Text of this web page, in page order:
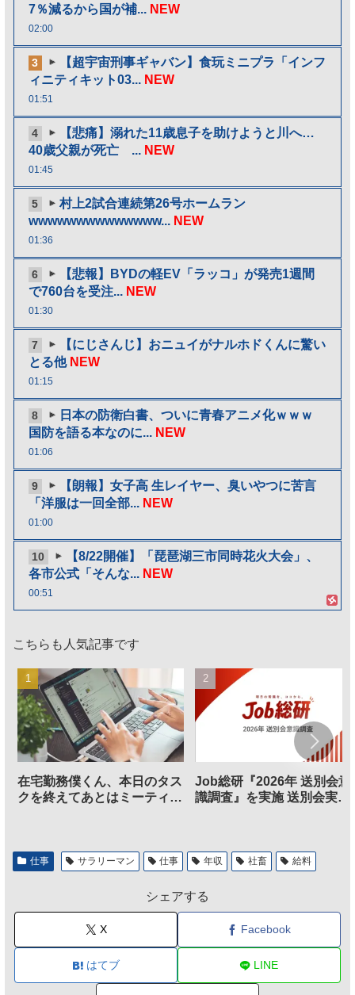
7％減るから国が補... NEW
02:00
3
【超宇宙刑事ギャバン】食玩ミニプラ「インフ
ィニティキット03... NEW
01:51
4
【悲痛】溺れた11歳息子を助けようと川へ…
40歳父親が死亡 ... NEW
01:45
5
村上2試合連続第26号ホームラン
wwwwwwwwwwwwww... NEW
01:36
6
【悲報】BYDの軽EV「ラッコ」が発売1週間
で760台を受注... NEW
01:30
7
【にじさんじ】おニュイがナルホドくんに驚い
とる他 NEW
01:15
8
日本の防衛白書、ついに青春アニメ化ｗｗｗ
国防を語る本なのに... NEW
01:06
9
【朗報】女子高 生レイヤー、臭いやつに苦言
「洋服は一回全部... NEW
01:00
10
【8/22開催】「琵琶湖三市同時花火大会」、
各市公式「そんな... NEW
00:51
こちらも人気記事です
在宅勤務僕くん、本日のタス
クを終えてあとはミーティン
Job総研『2026年 送別会意
識調査』を実施 送別会実施
仕事 サラリーマン 仕事 年収 社畜 給料
シェアする
X Facebook
はてブ LINE